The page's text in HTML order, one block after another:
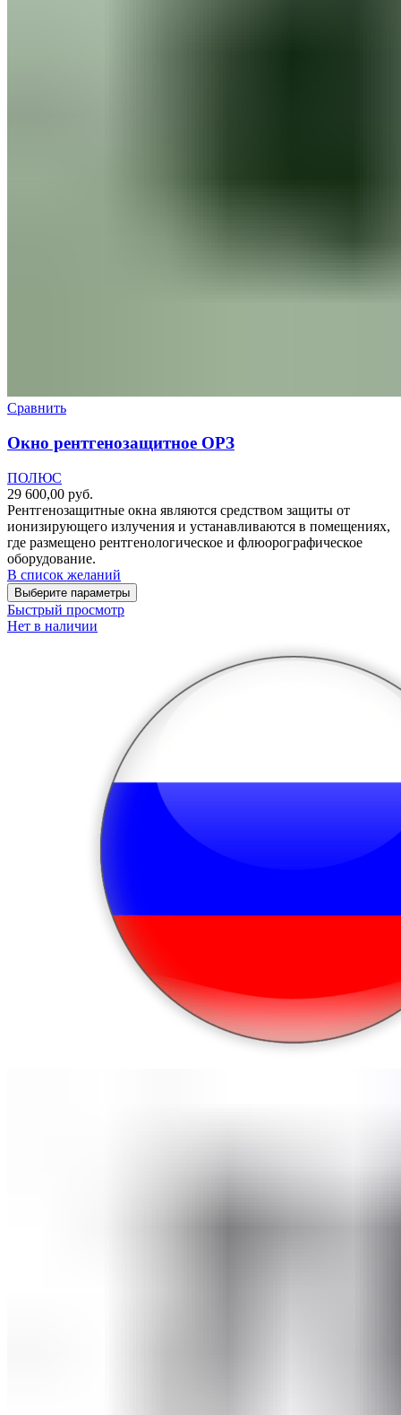
Сравнить
Окно рентгенозащитное ОРЗ
ПОЛЮС
29 600,00 руб.
Рентгенозащитные окна являются средством защиты от
ионизирующего излучения и устанавливаются в помещениях,
где размещено рентгенологическое и флюорографическое
оборудование.
В список желаний
Выберите параметры
Быстрый просмотр
Нет в наличии